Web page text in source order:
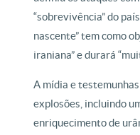
“sobrevivência” do
nascente” tem como
iraniana” e durará
A mídia e
explosões, incluindo
enriquecimento de